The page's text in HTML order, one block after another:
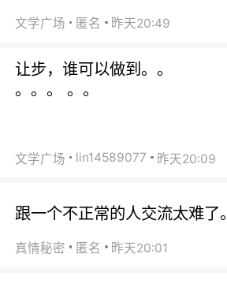
文学广场 匿名 昨天20:49
让步，谁可以做到。。
。。。 。。
文学广场 lin14589077 昨天20:09
跟一个不正常的人交流太难了。
真情秘密 匿名 昨天20:01